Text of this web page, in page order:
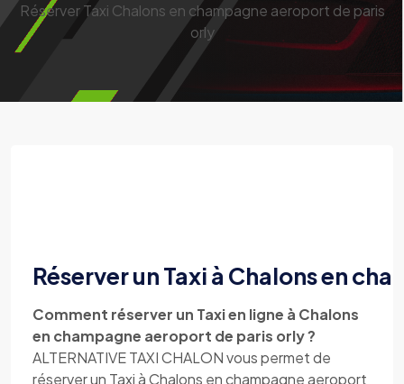
Réserver Taxi Chalons en champagne aeroport de paris
orly
Réserver un Taxi à Chalons en
Comment réserver un Taxi en ligne à Chalons
en champagne aeroport de paris orly ?
ALTERNATIVE TAXI CHALON vous permet de
réserver un Taxi à Chalons en champagne aeroport